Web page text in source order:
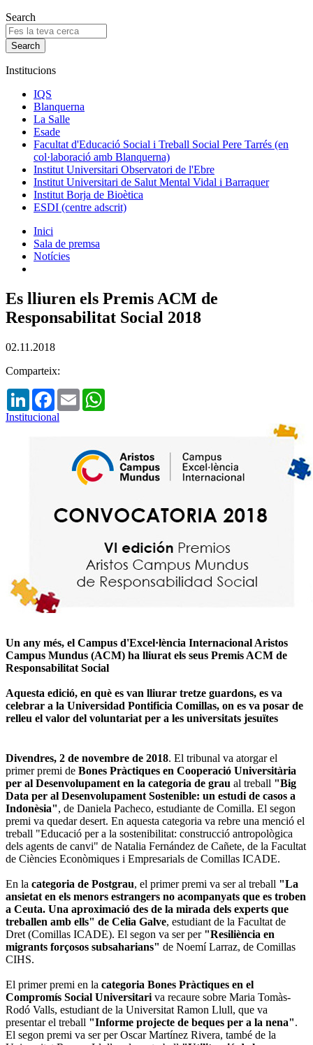
Search
Institucions
IQS
Blanquerna
La Salle
Esade
Facultat d'Educació Social i Treball Social Pere Tarrés (en
col·laboració amb Blanquerna)
Institut Universitari Observatori de l'Ebre
Institut Universitari de Salut Mental Vidal i Barraquer
Institut Borja de Bioètica
ESDI (centre adscrit)
Inici
Sala de premsa
Notícies
Es lliuren els Premis ACM de
Responsabilitat Social 2018
02.11.2018
Comparteix:
LinkedInFacebook
Email
Institucional
Un any més, el Campus d'Excel·lència Internacional Aristos
Campus Mundus (ACM) ha lliurat els seus Premis ACM de
Responsabilitat Social
Aquesta edició, en què es van lliurar tretze guardons, es va
celebrar a la Universidad Pontificia Comillas, on es va posar de
relleu el valor del voluntariat per a les universitats jesuïtes
Divendres, 2 de novembre de 2018. El tribunal va atorgar el
primer premi de Bones Pràctiques en Cooperació Universitària
per al Desenvolupament en la categoria de grau al treball "Big
Data per al Desenvolupament Sostenible: un estudi de casos a
Indonèsia", de Daniela Pacheco, estudiante de Comilla. El segon
premi va quedar desert. En aquesta categoria va rebre una menció el
treball "Educació per a la sostenibilitat: construcció antropològica
dels agents de canvi" de Natalia Fernández de Cañete, de la Facultat
de Ciències Econòmiques i Empresarials de Comillas ICADE.
En la categoria de Postgrau, el primer premi va ser al treball "La
ansietat en els menors estrangers no acompanyats que es troben
a Ceuta. Una aproximació des de la mirada dels experts que
treballen amb ells" de Celia Galve, estudiant de la Facultat de
Dret (Comillas ICADE). El segon va ser per "Resiliència en
migrants forçosos subsaharians" de Noemí Larraz, de Comillas
CIHS.
El primer premi en la categoria Bones Pràctiques en el
Compromís Social Universitari va recaure sobre Maria Tomàs-
Rodó Valls, estudiant de la Universitat Ramon Llull, que va
presentar el treball "Informe projecte de beques per a la nena".
El segon premi va ser per Oscar Martínez Rivera, també de la